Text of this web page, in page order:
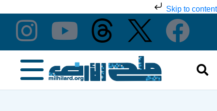
Skip to content